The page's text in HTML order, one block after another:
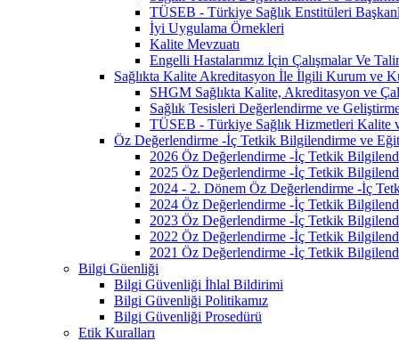
TÜSEB - Türkiye Sağlık Enstitüleri
İyi Uygulama Örnekleri
Kalite Mevzuatı
Engelli Hastalarımız İçin Çalışmalar Ve
Sağlıkta Kalite Akreditasyon İle İlgili Kurum ve
SHGM Sağlıkta Kalite, Akreditasyon ve
Sağlık Tesisleri Değerlendirme ve
TÜSEB - Türkiye Sağlık Hizmetleri Kalite
Öz Değerlendirme -İç Tetkik Bilgilendirme ve
2026 Öz Değerlendirme -İç Tetkik
2025 Öz Değerlendirme -İç Tetkik
2024 - 2. Dönem Öz Değerlendirme -İç
2024 Öz Değerlendirme -İç Tetkik
2023 Öz Değerlendirme -İç Tetkik
2022 Öz Değerlendirme -İç Tetkik
2021 Öz Değerlendirme -İç Tetkik
Bilgi Güenliği
Bilgi Güvenliği İhlal Bildirimi
Bilgi Güvenliği Politikamız
Bilgi Güvenliği Prosedürü
Etik Kuralları